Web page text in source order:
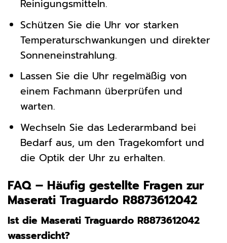
Reinigungsmitteln.
Schützen Sie die Uhr vor starken
Temperaturschwankungen und direkter
Sonneneinstrahlung.
Lassen Sie die Uhr regelmäßig von
einem Fachmann überprüfen und
warten.
Wechseln Sie das Lederarmband bei
Bedarf aus, um den Tragekomfort und
die Optik der Uhr zu erhalten.
FAQ – Häufig gestellte Fragen zur
Maserati Traguardo R8873612042
Ist die Maserati Traguardo R8873612042
wasserdicht?